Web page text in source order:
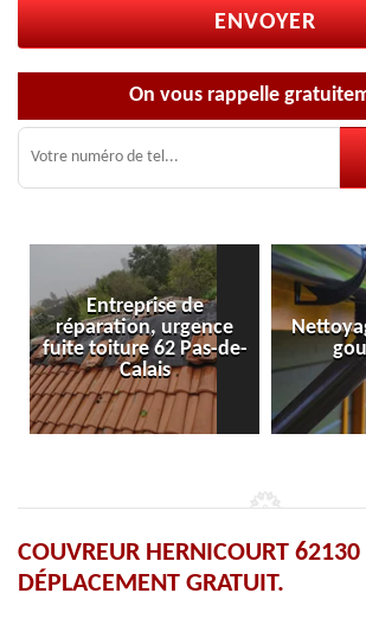
On vous rappelle
Nettoyage et pose de
gouttière 62
Pose
COUVREUR HERNICOURT 62130
DÉPLACEMENT GRATUIT.